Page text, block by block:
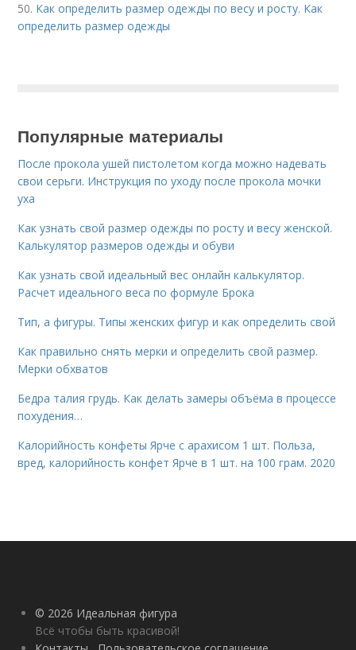
50. Как определить размер одежды по весу и росту. Как
определить размер одежды
Популярные материалы
После прокола ушей пистолетом когда можно надевать
свои серьги. Инструкция по уходу после прокола мочки
уха
Как узнать свой размер одежды по росту и весу женской.
Калькулятор размеров одежды и обуви
Как узнать свой идеальный вес онлайн калькулятор.
Расчет идеального веса по формуле Брока
Тип, а фигуры. Типы женских фигур и как определить свой
Как правильно снять мерки и определить свой размер.
Мерки обхватов
Бедра талия грудь. Как делать замеры объёма в процессе
похудения…
Калорийность конфеты Ярче с арахисом 1 шт. Польза,
вред, калорийность конфет Ярче в 1 шт. на 100 грам. 2020
© 2026 Идеальная фигура
Всё чтобы быть красивой!